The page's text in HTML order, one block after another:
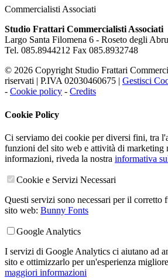
Commercialisti Associati
Studio Frattari Commercialisti Associati
Largo Santa Filomena 6 - Roseto degli
Tel. 085.8944212 Fax 085.8932748
© 2026 Copyright Studio Frattari
riservati | P.IVA 02030460675 | Gestisci
- Cookie policy - Credits
Cookie Policy
Ci serviamo dei cookie per diversi fini, tra
funzioni del sito web e attività di marketing
informazioni, riveda la nostra informativa
Cookie e Servizi Necessari
Questi servizi sono necessari per il corretto
sito web: Bunny Fonts
Google Analytics
I servizi di Google Analytics ci aiutano ad
sito e ottimizzarlo per un'esperienza
maggiori informazioni